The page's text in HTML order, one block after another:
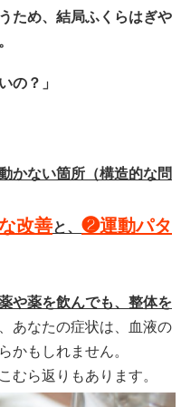
ため、結局ふくらはぎや
の？」
かない箇所（構造的な問
改善と、 ❷運動パタ
や薬を飲んでも、整体を
あなたの症状は、血液の
かもしれません。
むら返りもあります。